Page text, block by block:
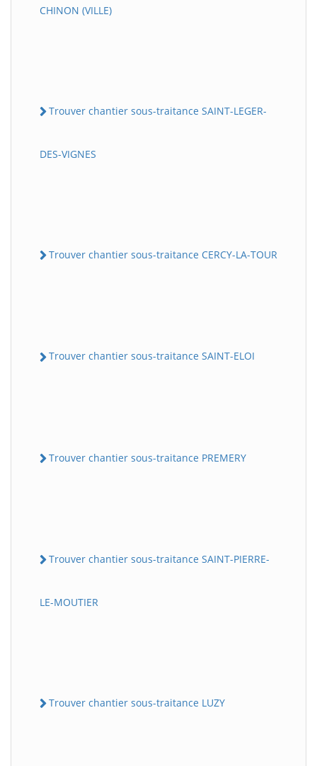
CHINON (VILLE)
Trouver chantier sous-traitance SAINT-LEGER-
DES-VIGNES
Trouver chantier sous-traitance CERCY-LA-TOUR
Trouver chantier sous-traitance SAINT-ELOI
Trouver chantier sous-traitance PREMERY
Trouver chantier sous-traitance SAINT-PIERRE-
LE-MOUTIER
Trouver chantier sous-traitance LUZY